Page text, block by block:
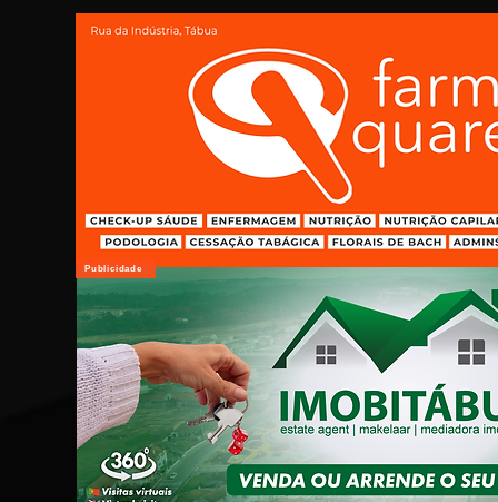
Publicidade